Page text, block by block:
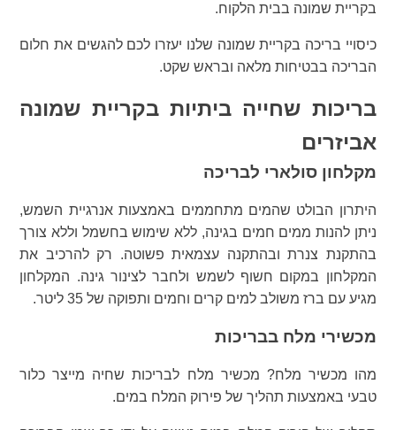
בקריית שמונה בבית הלקוח.
כיסויי בריכה בקריית שמונה שלנו יעזרו לכם להגשים את חלום
הבריכה בבטיחות מלאה ובראש שקט.
בריכות שחייה ביתיות בקריית שמונה
אביזרים
מקלחון סולארי לבריכה
היתרון הבולט שהמים מתחממים באמצעות אנרגיית השמש,
ניתן להנות ממים חמים בגינה, ללא שימוש בחשמל וללא צורך
בהתקנת צנרת ובהתקנה עצמאית פשוטה. רק להרכיב את
המקלחון במקום חשוף לשמש ולחבר לצינור גינה. המקלחון
מגיע עם ברז משולב למים קרים וחמים ותפוקה של 35 ליטר.
מכשירי מלח בבריכות
מהו מכשיר מלח? מכשיר מלח לבריכות שחיה מייצר כלור
טבעי באמצעות תהליך של פירוק המלח במים.